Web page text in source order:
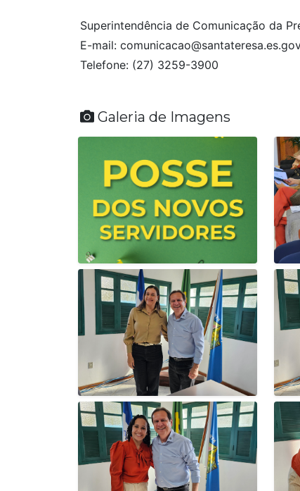
Superintendência de Comunicação da
E-mail:
Telefone: (27) 3259-3900
Galeria de Imagens